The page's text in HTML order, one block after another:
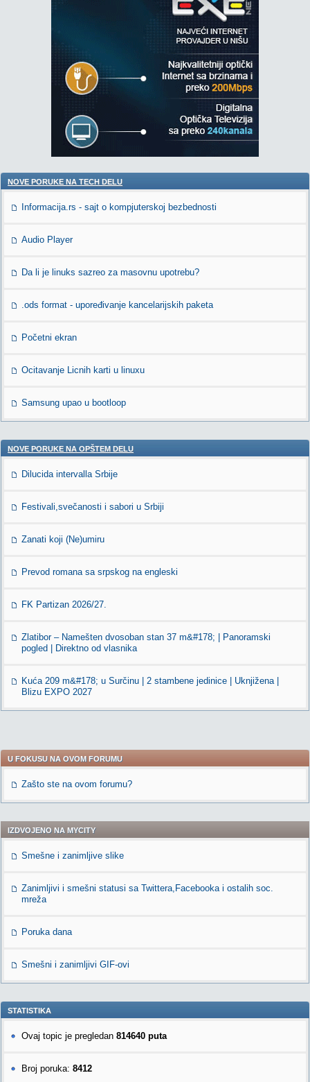
NOVE PORUKE NA TECH DELU
Informacija.rs - sajt o kompjuterskoj bezbednosti
Audio Player
Da li je linuks sazreo za masovnu upotrebu?
.ods format - upoređivanje kancelarijskih paketa
Početni ekran
Ocitavanje Licnih karti u linuxu
Samsung upao u bootloop
NOVE PORUKE NA OPŠTEM DELU
Dilucida intervalla Srbije
Festivali,svečanosti i sabori u Srbiji
Zanati koji (Ne)umiru
Prevod romana sa srpskog na engleski
FK Partizan 2026/27.
Zlatibor – Namešten dvosoban stan 37 m&#178; | Panoramski
pogled | Direktno od vlasnika
Kuća 209 m&#178; u Surčinu | 2 stambene jedinice | Uknjižena |
Blizu EXPO 2027
U FOKUSU NA OVOM FORUMU
Zašto ste na ovom forumu?
IZDVOJENO NA MYCITY
Smešne i zanimljive slike
Zanimljivi i smešni statusi sa Twittera,Facebooka i ostalih soc.
mreža
Poruka dana
Smešni i zanimljivi GIF-ovi
STATISTIKA
Ovaj topic je pregledan 814640 puta
Broj poruka: 8412